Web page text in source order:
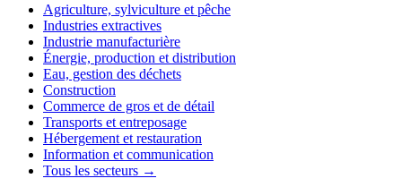
Agriculture, sylviculture et pêche
Industries extractives
Industrie manufacturière
Énergie, production et distribution
Eau, gestion des déchets
Construction
Commerce de gros et de détail
Transports et entreposage
Hébergement et restauration
Information et communication
Tous les secteurs →